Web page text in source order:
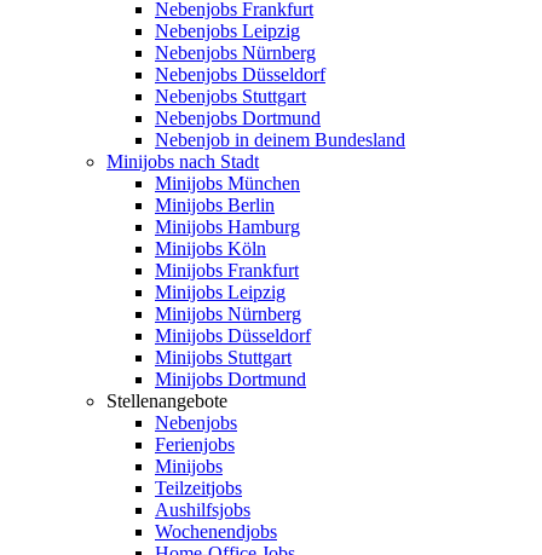
Nebenjobs Frankfurt
Nebenjobs Leipzig
Nebenjobs Nürnberg
Nebenjobs Düsseldorf
Nebenjobs Stuttgart
Nebenjobs Dortmund
Nebenjob in deinem Bundesland
Minijobs nach Stadt
Minijobs München
Minijobs Berlin
Minijobs Hamburg
Minijobs Köln
Minijobs Frankfurt
Minijobs Leipzig
Minijobs Nürnberg
Minijobs Düsseldorf
Minijobs Stuttgart
Minijobs Dortmund
Stellenangebote
Nebenjobs
Ferienjobs
Minijobs
Teilzeitjobs
Aushilfsjobs
Wochenendjobs